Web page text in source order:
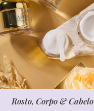
Rosto, Corpo & Cabelo